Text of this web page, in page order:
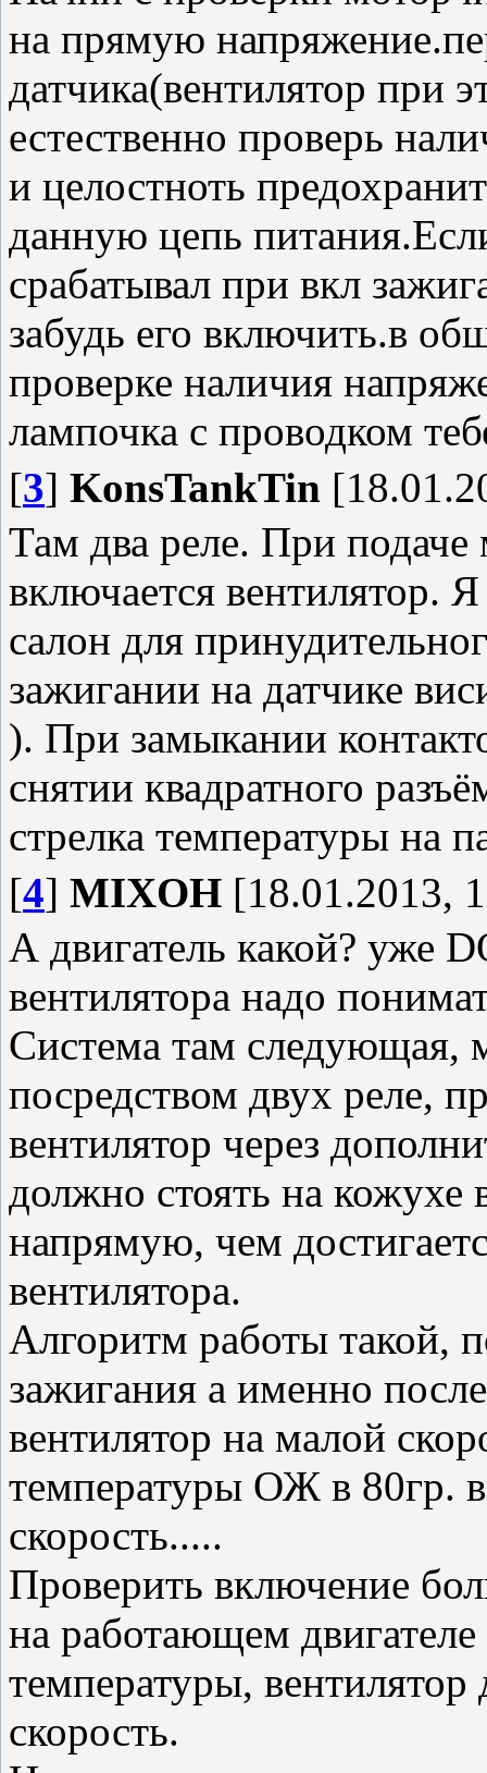
на прямую
датчика(вентилятор при
естественно проверь
и целостноть
данную цепь
срабатывал при вкл
забудь его включить.в
проверке наличия
лампочка с проводком
[3] KonsTankTin
Там два реле. При подаче
включается вентилятор.
салон для
зажигании на датчике
). При замыкании
снятии квадратного
стрелка температуры на
[4] MIXOH [18.01.2013,
А двигатель какой? уже
вентилятора надо
Система там следующая,
посредством двух реле,
вентилятор через
должно стоять на кожухе
напрямую, чем
вентилятора.
Алгоритм работы такой,
зажигания а именно
вентилятор на малой
температуры ОЖ в 80гр.
скорость.....
Проверить включение
на работающем
температуры,
скорость.